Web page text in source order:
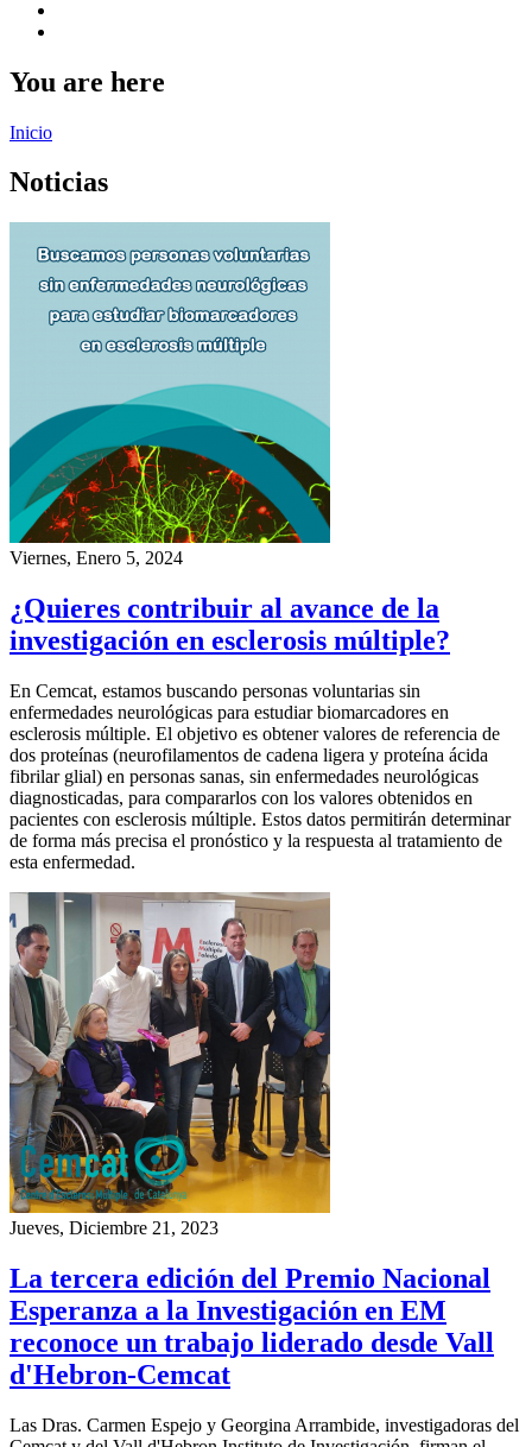
You are here
Inicio
Noticias
Viernes, Enero 5, 2024
¿Quieres contribuir al avance de la
investigación en esclerosis múltiple?
En Cemcat, estamos buscando personas voluntarias sin
enfermedades neurológicas para estudiar biomarcadores en
esclerosis múltiple. El objetivo es obtener valores de referencia de
dos proteínas (neurofilamentos de cadena ligera y proteína ácida
fibrilar glial) en personas sanas, sin enfermedades neurológicas
diagnosticadas, para compararlos con los valores obtenidos en
pacientes con esclerosis múltiple. Estos datos permitirán determinar
de forma más precisa el pronóstico y la respuesta al tratamiento de
esta enfermedad.
Jueves, Diciembre 21, 2023
La tercera edición del Premio Nacional
Esperanza a la Investigación en EM
reconoce un trabajo liderado desde Vall
d'Hebron-Cemcat
Las Dras. Carmen Espejo y Georgina Arrambide, investigadoras del